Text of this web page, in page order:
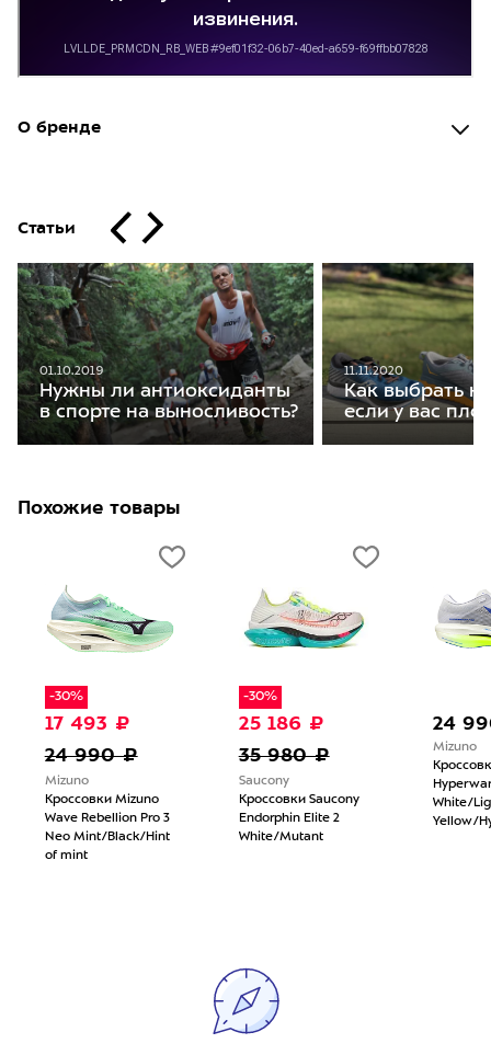
О бренде
Статьи
01.10.2019
Нужны ли антиоксиданты
в спорте на выносливость?
11.11.2020
Как выбрать
если у вас
Похожие товары
-30%
17 493 ₽
24 990 ₽
Mizuno
Кроссовки Mizuno
Wave Rebellion Pro 3
Neo Mint/Black/Hint
of mint
-30%
25 186 ₽
35 980 ₽
Saucony
Кроссовки Saucony
Endorphin Elite 2
White/Mutant
24
Mizuno
White/
Yellow/